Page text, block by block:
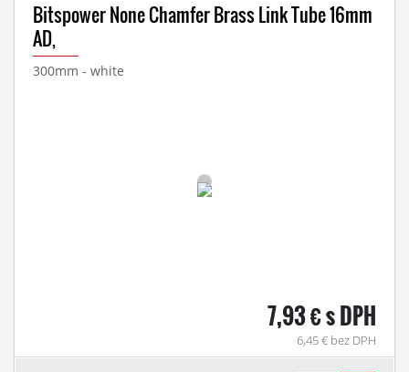
Bitspower None Chamfer Brass Link Tube 16mm
AD,
300mm - white
7,93 € s DPH
6,45 € bez DPH